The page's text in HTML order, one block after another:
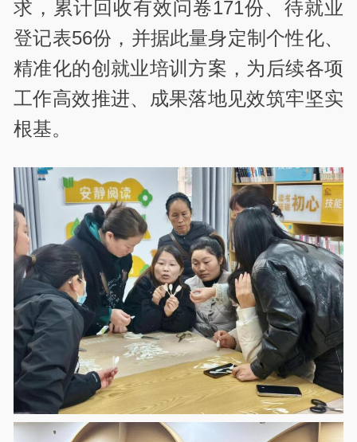
求，累计回收有效问卷171份、待就业
登记表56份，并据此量身定制个性化、
精准化的创就业培训方案，为后续各项
工作高效推进、成果落地见效筑牢坚实
根基。